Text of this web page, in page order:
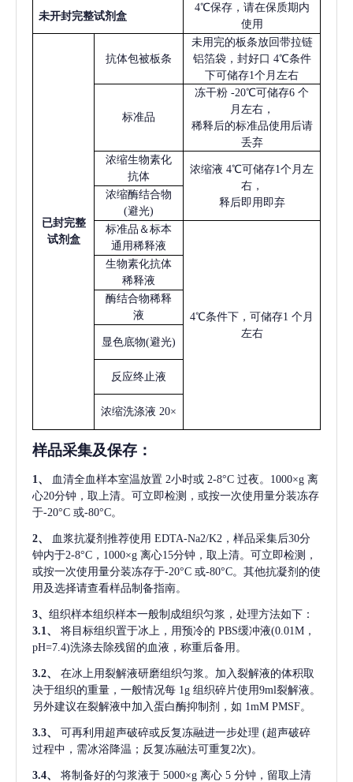
未开封完整试剂盒
4℃保存，请在保质期内
使用
已封完整
试剂盒
抗体包被板条
未用完的板条放回带拉链
铝箔袋，封好口 4℃条件
下可储存1个月左右
标准品
冻干粉 -20℃可储存6 个
月左右，
稀释后的标准品使用后请
丢弃
浓缩生物素化
抗体
浓缩液 4℃可储存1个月左
右，
释后即用即弃
浓缩酶结合物
(避光)
标准品＆标本
通用稀释液
4℃条件下，可储存1 个月
左右
生物素化抗体
稀释液
酶结合物稀释
液
显色底物(避光)
反应终止液
浓缩洗涤液 20×
样品采集及保存 ：
1、 血清全血样本室温放置 2小时或 2-8°C 过夜。1000×g 离
心20分钟，取上清。可立即检测，或按一次使用量分装冻存
于-20°C 或-80°C。
2、 血浆抗凝剂推荐使用 EDTA-Na2/K2，样品采集后30分
钟内于2-8°C，1000×g 离心15分钟，取上清。可立即检测，
或按一次使用量分装冻存于-20°C 或-80°C。其他抗凝剂的使
用及选择请查看样品制备指南。
3、 组织样本组织样本一般制成组织匀浆，处理方法如下：
3.1、
将目标组织置于冰上，用预冷的 PBS缓冲液(0.01M，
pH=7.4)洗涤去除残留的血液，称重后备用。
3.2、
在冰上用裂解液研磨组织匀浆。加入裂解液的体积取
决于组织的重量，一般情况每 1g 组织碎片使用9ml裂解液。
另外建议在裂解液中加入蛋白酶抑制剂，如 1mM PMSF。
3.3、 可再利用超声破碎或反复冻融进一步处理 (超声破碎
过程中，需冰浴降温；反复冻融法可重复2次)。
3.4、 将制备好的匀浆液于 5000×g 离心 5 分钟，留取上清